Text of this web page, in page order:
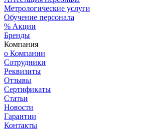
Метрологические услуги
Обучение персонала
% Акции
Бренды
Компания
о Компании
Сотрудники
Реквизиты
Отзывы
Сертификаты
Статьи
Новости
Гарантии
Контакты